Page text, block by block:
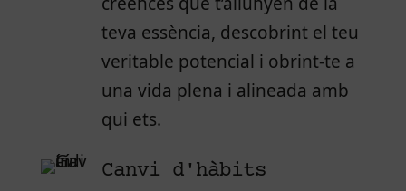
teva essència, descobrint el teu
veritable potencial i obrint-te a
una vida plena i alineada amb
qui ets.
Canvi d'hàbits